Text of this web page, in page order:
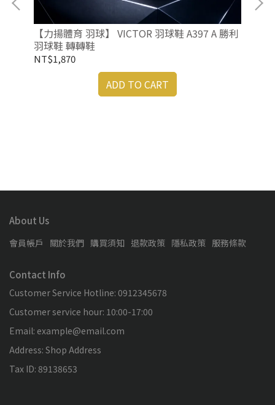
【力揚體育 羽球】 VICTOR 羽球鞋 A397 A 勝利
羽球鞋 轉轉鞋
NT$1,870
ADD TO CART
About Us
會員帳戶 關於我們 購買須知 退款政策 隱私政策 服務條款
Contact Info
Customer Service Hotline: 0912345678
Customer service hour: 10:00-17:00
Email: example@email.com
Address: Shop Address
Tax ID: 89138653